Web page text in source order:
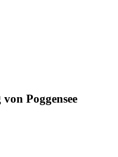
Poggensee